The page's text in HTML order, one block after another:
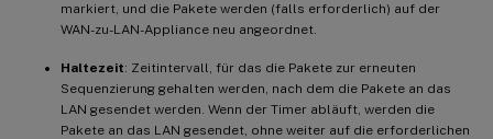
markiert, und die Pakete werden (falls erforderlich) auf der
WAN-zu-LAN-Appliance neu angeordnet.
Haltezeit: Zeitintervall, für das die Pakete zur erneuten
Sequenzierung gehalten werden, nach dem die Pakete an das
LAN gesendet werden. Wenn der Timer abläuft, werden die
Pakete an das LAN gesendet, ohne weiter auf die erforderlichen